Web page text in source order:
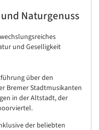
Naturgenuss
und Geselligkeit
über den
Bremer Stadtmusikanten
in der Altstadt, der
der beliebten